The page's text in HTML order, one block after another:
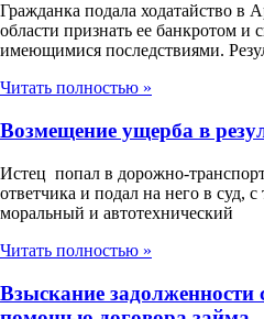
Гражданка подала ходатайство в
области признать ее банкротом и
имеющимися последствиями.
Читать полностью »
Возмещение ущерба в
Истец попал в дорожно-
ответчика и подал на него в суд,
моральный и автотехнический
Читать полностью »
Взыскание